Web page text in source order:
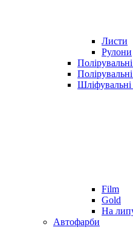
Листи
Рулони
Шліфувальні
Film
Gold
На
Автофарби